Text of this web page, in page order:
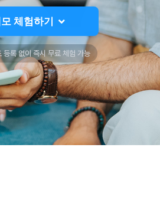
체험하기
등록 없이 즉시 무료 체험 가능